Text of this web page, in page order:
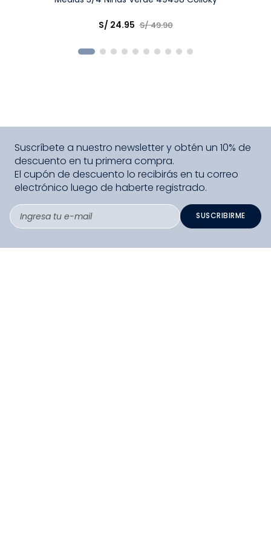
S/ 24.95 S/49.90
Suscríbete a nuestro newsletter y obtén un 10% de
descuento en tu primera compra.
El cupón de descuento lo recibirás en tu correo
electrónico luego de haberte registrado.
SUSCRIBIRME